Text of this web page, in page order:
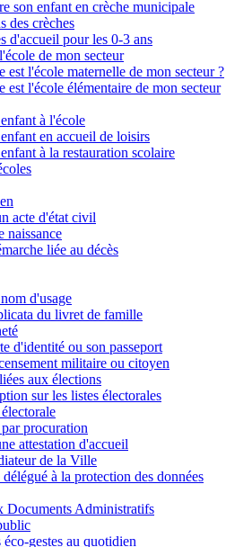
son enfant en crèche municipale
des crèches
d'accueil pour les 0-3 ans
de mon secteur
est l'école maternelle de mon secteur ?
est l'école élémentaire de mon secteur
à l'école
en accueil de loisirs
à la restauration scolaire
acte d'état civil
naissance
liée au décès
d'usage
du livret de famille
d'identité ou son passeport
militaire ou citoyen
aux élections
sur les listes électorales
procuration
attestation d'accueil
de la Ville
à la protection des données
Documents Administratifs
gestes au quotidien